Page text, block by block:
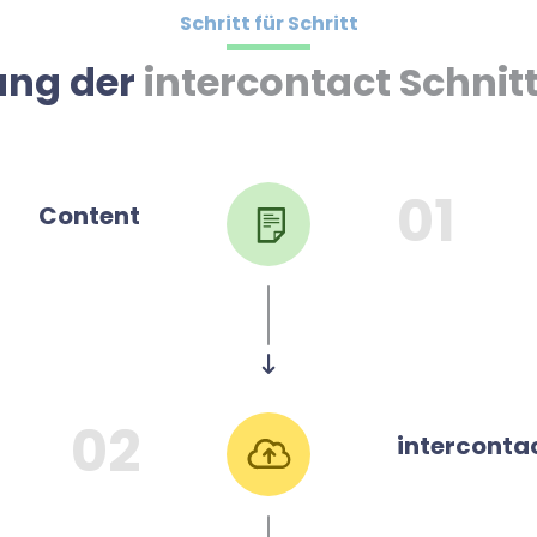
Schritt für Schritt
derintercontact
Content 01
02